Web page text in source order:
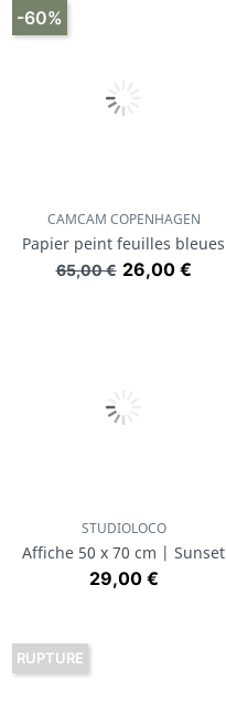
CAMCAM COPENHAGEN
Papier peint feuilles bleues
Prix de base
65,00 € Prix
26,00 €
-60%
STUDIOLOCO
Affiche 50 x 70 cm | Sunset
Prix
29,00 €
RUPTURE